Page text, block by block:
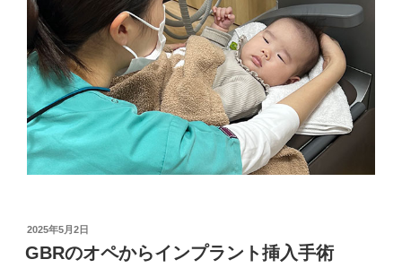
投
稿
日:
2025年5月2日
GBRのオペからインプラント挿入手術